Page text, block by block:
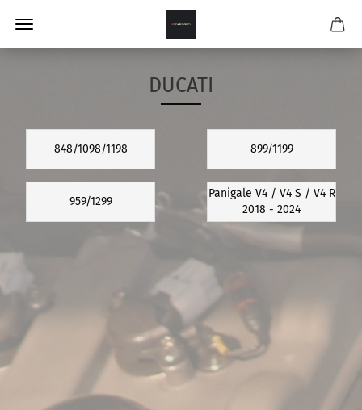
DUCATI
848/1098/1198 899/1199
959/1299
Panigale V4 / V4 S / V4 R
2018 - 2024